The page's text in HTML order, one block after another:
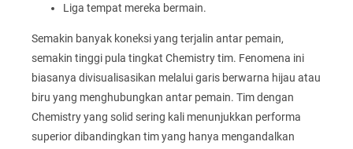
Liga tempat mereka bermain.
Semakin banyak koneksi yang terjalin antar pemain,
semakin tinggi pula tingkat Chemistry tim. Fenomena ini
biasanya divisualisasikan melalui garis berwarna hijau atau
biru yang menghubungkan antar pemain. Tim dengan
Chemistry yang solid sering kali menunjukkan performa
superior dibandingkan tim yang hanya mengandalkan